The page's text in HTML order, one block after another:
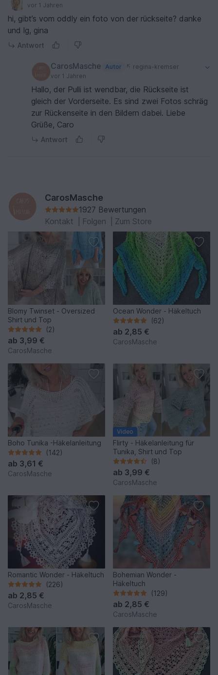
vor 1 Jahren
hi, gibt’s vom oddly ein foto von der rückseite? danke
und lg, gina
Antwort
CarosMasche Autor
regina-kremser
vor 1 Jahren
Hallo, der Pulli ist wendbar, die Rückseite ist
gleich der Vorderseite. Es sind zwei Fotos schräg
zur Rückenseite in den Bildern dabei. Liebe
Grüße, Caro
Antwort
CarosMasche
1927 Bewertungen
Kontakt
Folgen Zum Store
Blomy Twinset - Oversized
Shirt und Top
(2)
ab 3,99 €
CarosMasche
Ocean Wonder - Häkeltuch
(62)
ab 2,85 €
CarosMasche
Boho Tunika -Häkelanleitung
(142)
ab 3,61 €
CarosMasche
Video
Flirty - Häkelanleitung für
Tunika, Shirt und Top
(8)
ab 3,99 €
CarosMasche
Romantic Wonder - Häkeltuch
(226)
ab 2,85 €
CarosMasche
Bohemian Wonder -
Häkeltuch
(129)
ab 2,85 €
CarosMasche